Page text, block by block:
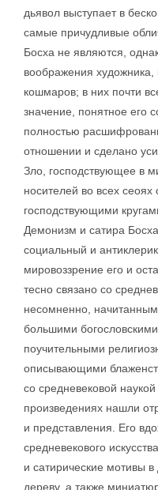
дьявол выступает в
самые причудливые
Босха не являются,
воображения
кошмаров; в них почти
значение, понятное его
полностью
отношении и сделано
Зло, господствующее в
носителей во всех
господствующими
Демонизм и сатира
социальный и
мировоззрение его и
тесно связано со
несомненно,
большими
поучительными
описывающими
со средневековой
произведениях нашли
и представления. Его
средневекового
и сатирические мотивы
дереву, а также